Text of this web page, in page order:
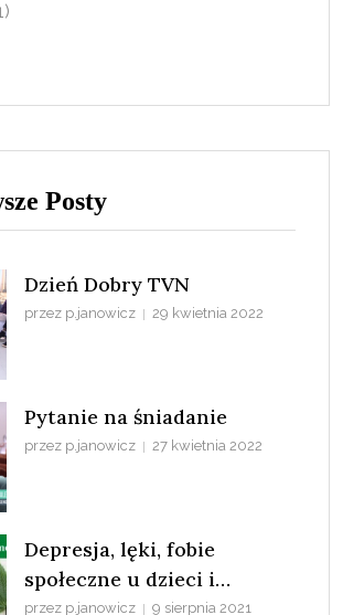
Posty
Dzień Dobry TVN
przez p.janowicz 29 kwietnia 2022
Pytanie na śniadanie
przez p.janowicz 27 kwietnia 2022
Depresja, lęki, fobie
społeczne u dzieci i
młodzieży a konopie
przez p.janowicz 9 sierpnia 2021